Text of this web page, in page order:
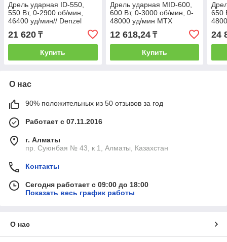
Дрель ударная ID-550,
550 Вт, 0-2900 об/мин,
46400 уд/мин// Denzel
21 620 ₸
Купить
Дрель ударная MID-600,
600 Вт, 0-3000 об/мин, 0-
48000 уд/мин MTX
12 618,24₸
Купить
650
24
О нас
90% положительных из 50 отзывов за год
Работает с 07.11.2016
г. Алматы
пр. Суюнбая № 43, к 1, Алматы, Казахстан
Контакты
Сегодня работает с 09:00 до 18:00
Показать весь график работы
О нас